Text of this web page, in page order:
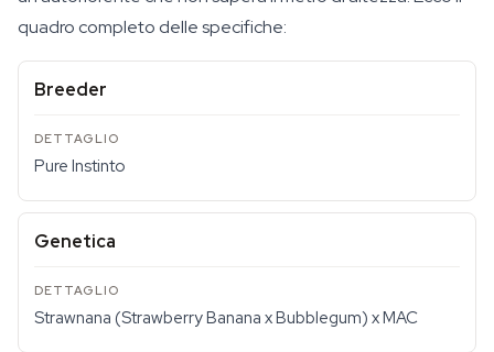
quadro completo delle specifiche:
Breeder
Pure Instinto
Genetica
Strawnana (Strawberry Banana x Bubblegum) x MAC